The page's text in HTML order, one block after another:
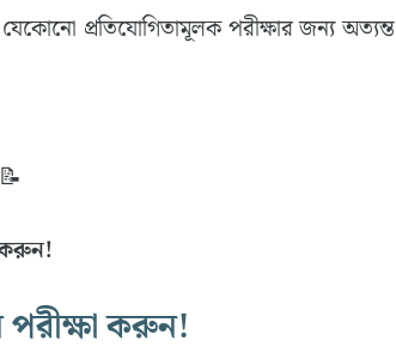
প্রতিযোগিতামূলক পরীক্ষার জন্য অত্যন্ত
পরীক্ষা করুন!